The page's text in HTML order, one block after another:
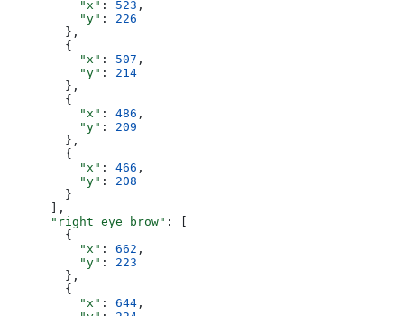
          "x"
: 523 ,
          "y"
: 226
        },
        {
          "x"
: 507 ,
          "y"
: 214
        },
        {
          "x"
: 486 ,
          "y"
: 209
        },
        {
          "x"
: 466 ,
          "y"
: 208
        }
      ],
      "right_eye_brow"
: [
        {
          "x"
: 662 ,
          "y"
: 223
        },
        {
          "x"
: 644 ,